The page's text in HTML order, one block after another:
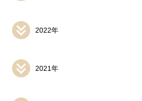
2022年
2021年